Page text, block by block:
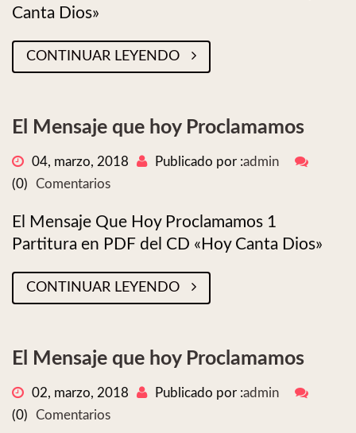
Canta Dios»
CONTINUAR LEYENDO
El Mensaje que hoy Proclamamos
04, marzo, 2018 Publicado por :admin
(0)
Comentarios
El Mensaje Que Hoy Proclamamos 1
Partitura en PDF del CD «Hoy Canta Dios»
CONTINUAR LEYENDO
El Mensaje que hoy Proclamamos
02, marzo, 2018 Publicado por :admin
(0)
Comentarios